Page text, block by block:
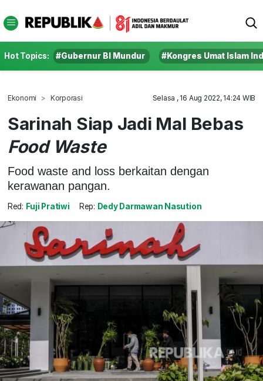
Hot Topics: #Gubernur BI Mundur #Kongres Umat Islam
Ekonomi Korporasi Selasa , 16 Aug 2022, 14:24 WIB
Sarinah Siap Jadi Mal Bebas
Food Waste
Food waste and loss berkaitan dengan
kerawanan pangan.
Red: Fuji Pratiwi Rep: Dedy Darmawan Nasution